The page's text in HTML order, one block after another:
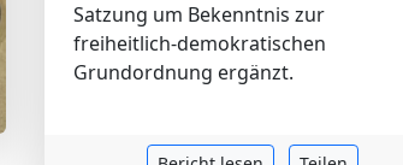
Satzung um Bekenntnis zur
freiheitlich-demokratischen
Grundordnung ergänzt.